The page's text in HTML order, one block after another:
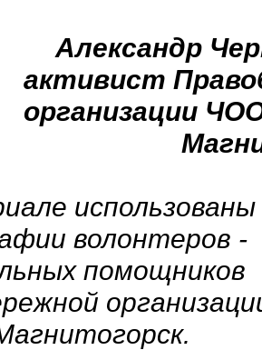
Александр
активист
организации
использованы
волонтеров -
помощников